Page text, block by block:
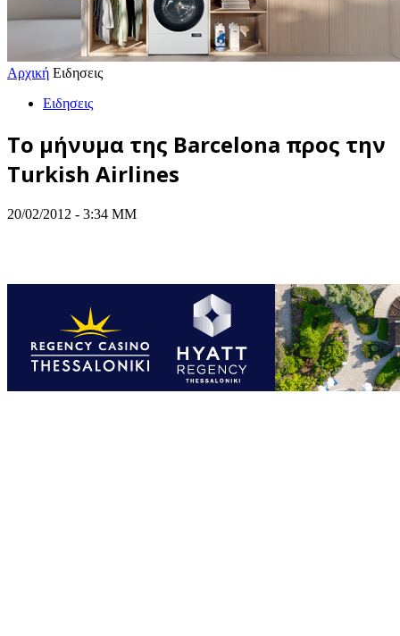
Αρχική Ειδησεις
Ειδησεις
Το μήνυμα της Barcelona προς την
Turkish Airlines
20/02/2012 - 3:34 ΜΜ